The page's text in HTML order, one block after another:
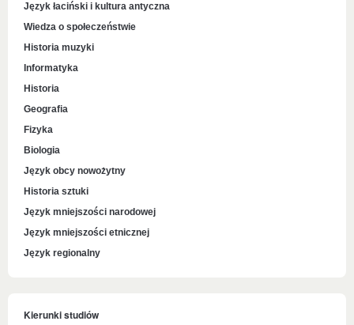
Język łaciński i kultura antyczna
Wiedza o społeczeństwie
Historia muzyki
Informatyka
Historia
Geografia
Fizyka
Biologia
Język obcy nowożytny
Historia sztuki
Język mniejszości narodowej
Język mniejszości etnicznej
Język regionalny
Kierunki studiów